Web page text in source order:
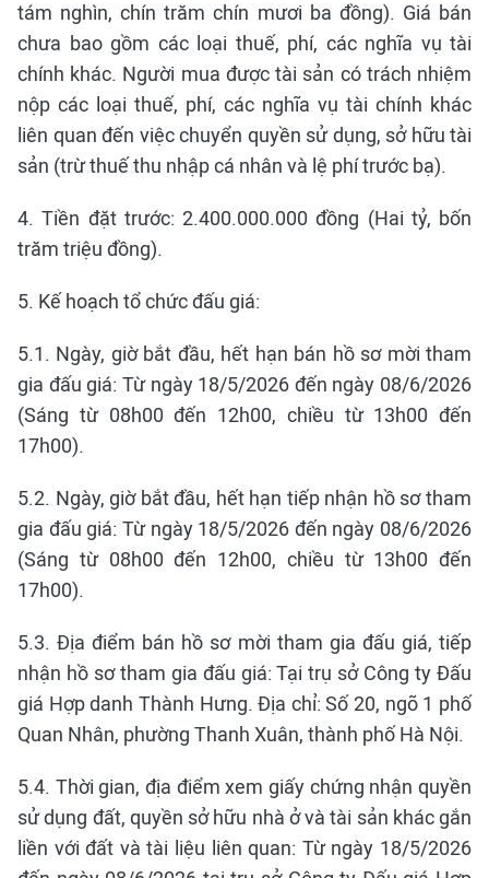
tám nghìn, chín trăm chín mươi ba đồng). Giá bán
chưa bao gồm các loại thuế, phí, các nghĩa vụ tài
chính khác. Người mua được tài sản có trách nhiệm
nộp các loại thuế, phí, các nghĩa vụ tài chính khác
liên quan đến việc chuyển quyền sử dụng, sở hữu tài
sản (trừ thuế thu nhập cá nhân và lệ phí trước bạ).
4. Tiền đặt trước: 2.400.000.000 đồng (Hai tỷ, bốn
trăm triệu đồng).
5. Kế hoạch tổ chức đấu giá:
5.1. Ngày, giờ bắt đầu, hết hạn bán hồ sơ mời tham
gia đấu giá: Từ ngày 18/5/2026 đến ngày 08/6/2026
(Sáng từ 08h00 đến 12h00, chiều từ 13h00 đến
17h00).
5.2. Ngày, giờ bắt đầu, hết hạn tiếp nhận hồ sơ tham
gia đấu giá: Từ ngày 18/5/2026 đến ngày 08/6/2026
(Sáng từ 08h00 đến 12h00, chiều từ 13h00 đến
17h00).
5.3. Địa điểm bán hồ sơ mời tham gia đấu giá, tiếp
nhận hồ sơ tham gia đấu giá: Tại trụ sở Công ty Đấu
giá Hợp danh Thành Hưng. Địa chỉ: Số 20, ngõ 1 phố
Quan Nhân, phường Thanh Xuân, thành phố Hà Nội.
5.4. Thời gian, địa điểm xem giấy chứng nhận quyền
sử dụng đất, quyền sở hữu nhà ở và tài sản khác gắn
liền với đất và tài liệu liên quan: Từ ngày 18/5/2026